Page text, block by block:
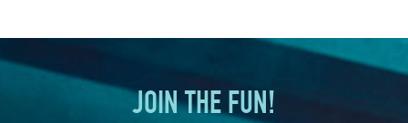
JOIN THE FUN!